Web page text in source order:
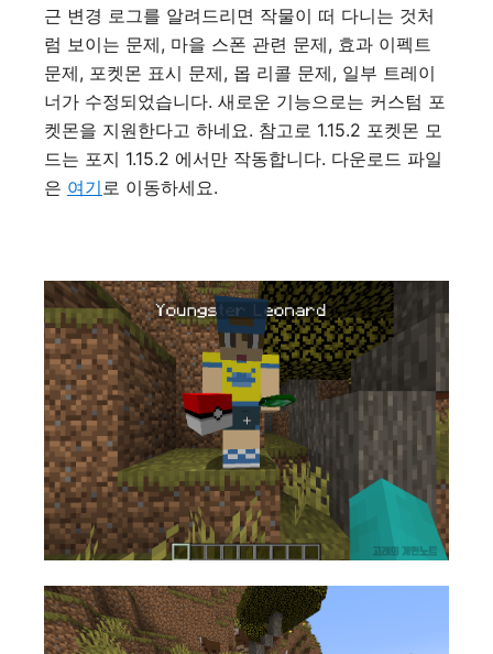
근 변경 로그를 알려드리면 작물이 떠 다니는 것처
럼 보이는 문제, 마을 스폰 관련 문제, 효과 이펙트
문제, 포켓몬 표시 문제, 몹 리콜 문제, 일부 트레이
너가 수정되었습니다. 새로운 기능으로는 커스텀 포
켓몬을 지원한다고 하네요. 참고로 1.15.2 포켓몬 모
드는 포지 1.15.2 에서만 작동합니다. 다운로드 파일
은 여기로 이동하세요.